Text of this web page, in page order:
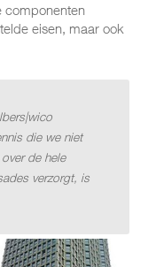
componenten
eisen, maar ook
die we niet
de hele
verzorgt, is